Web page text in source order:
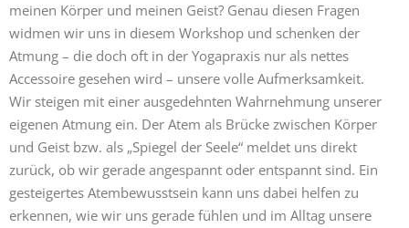
meinen Körper und meinen Geist? Genau diesen Fragen
widmen wir uns in diesem Workshop und schenken der
Atmung – die doch oft in der Yogapraxis nur als nettes
Accessoire gesehen wird – unsere volle Aufmerksamkeit.
Wir steigen mit einer ausgedehnten Wahrnehmung unserer
eigenen Atmung ein. Der Atem als Brücke zwischen Körper
und Geist bzw. als „Spiegel der Seele“ meldet uns direkt
zurück, ob wir gerade angespannt oder entspannt sind. Ein
gesteigertes Atembewusstsein kann uns dabei helfen zu
erkennen, wie wir uns gerade fühlen und im Alltag unsere